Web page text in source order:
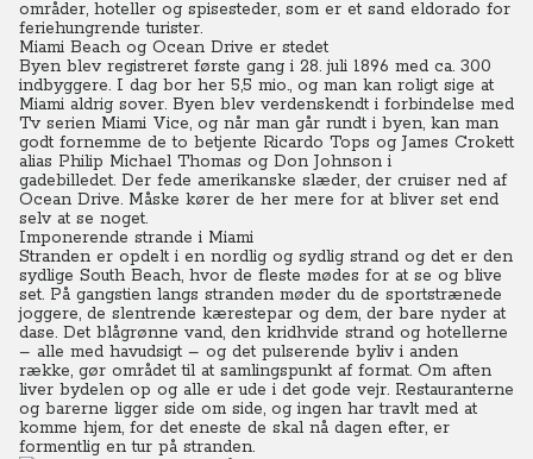
områder, hoteller og spisesteder, som er et sand eldorado for
feriehungrende turister.
Miami Beach og Ocean Drive er stedet
Byen blev registreret første gang i 28. juli 1896 med ca. 300
indbyggere. I dag bor her 5,5 mio., og man kan roligt sige at
Miami aldrig sover. Byen blev verdenskendt i forbindelse med
Tv serien Miami Vice, og når man går rundt i byen, kan man
godt fornemme de to betjente Ricardo Tops og James Crokett
alias Philip Michael Thomas og Don Johnson i
gadebilledet. Der fede amerikanske slæder, der cruiser ned af
Ocean Drive. Måske kører de her mere for at bliver set end
selv at se noget.
Imponerende strande i Miami
Stranden er opdelt i en nordlig og sydlig strand og det er den
sydlige South Beach, hvor de fleste mødes for at se og blive
set. På gangstien langs stranden møder du de sportstrænede
joggere, de slentrende kærestepar og dem, der bare nyder at
dase. Det blågrønne vand, den kridhvide strand og hotellerne
– alle med havudsigt – og det pulserende byliv i anden
række, gør området til at samlingspunkt af format. Om aften
liver bydelen op og alle er ude i det gode vejr. Restauranterne
og barerne ligger side om side, og ingen har travlt med at
komme hjem, for det eneste de skal nå dagen efter, er
formentlig en tur på stranden.